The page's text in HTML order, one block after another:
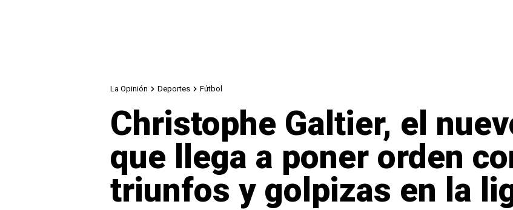
La Opinión Deportes Fútbol
Christophe Galtier, el
que llega a poner orden
triunfos y golpizas en la